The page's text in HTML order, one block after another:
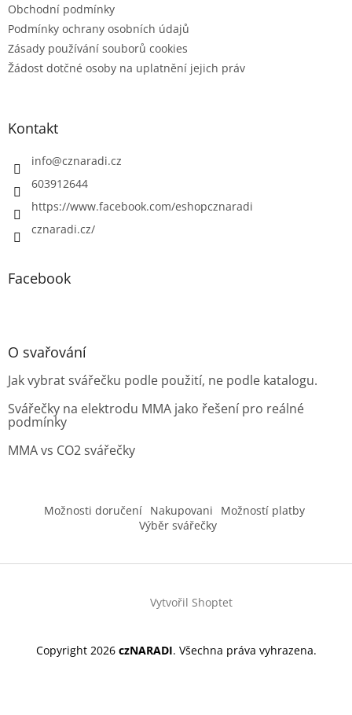
Obchodní podmínky
Podmínky ochrany osobních údajů
Zásady používání souborů cookies
Žádost dotčné osoby na uplatnění jejich práv
Kontakt
info@cznaradi.cz
603912644
https://www.facebook.com/eshopcznaradi
cznaradi.cz/
Facebook
O svařování
Jak vybrat svářečku podle použití, ne podle katalogu.
Svářečky na elektrodu MMA jako řešení pro reálné
podmínky
MMA vs CO2 svářečky
Možnosti doručení Nakupovani
Možností platby
Výběr svářečky
Vytvořil Shoptet
Copyright 2026 czNARADI. Všechna práva vyhrazena.